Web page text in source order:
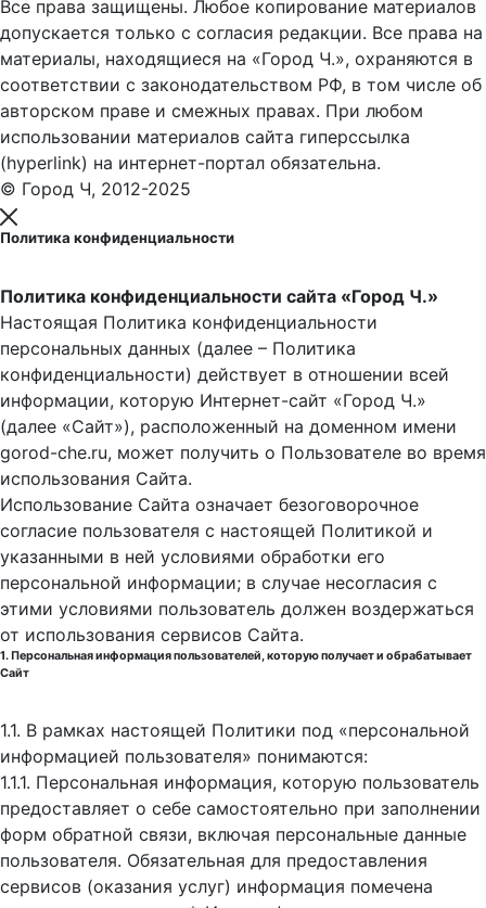
Все права защищены. Любое копирование материалов
допускается только с согласия редакции. Все права на
материалы, находящиеся на «Город Ч.», охраняются в
соответствии с законодательством РФ, в том числе об
авторском праве и смежных правах. При любом
использовании материалов сайта гиперссылка
(hyperlink) на интернет-портал обязательна.
© Город Ч, 2012-2025
Политика конфиденциальности
Политика конфиденциальности сайта «Город Ч.»
Настоящая Политика конфиденциальности
персональных данных (далее – Политика
конфиденциальности) действует в отношении всей
информации, которую Интернет-сайт «Город Ч.»
(далее «Сайт»), расположенный на доменном имени
gorod-che.ru, может получить о Пользователе во время
использования Cайта.
Использование Сайта означает безоговорочное
согласие пользователя с настоящей Политикой и
указанными в ней условиями обработки его
персональной информации; в случае несогласия с
этими условиями пользователь должен воздержаться
от использования сервисов Сайта.
1. Персональная информация пользователей, которую получает и обрабатывает
Сайт
1.1. В рамках настоящей Политики под «персональной
информацией пользователя» понимаются:
1.1.1. Персональная информация, которую пользователь
предоставляет о себе самостоятельно при заполнении
форм обратной связи, включая персональные данные
пользователя. Обязательная для предоставления
сервисов (оказания услуг) информация помечена